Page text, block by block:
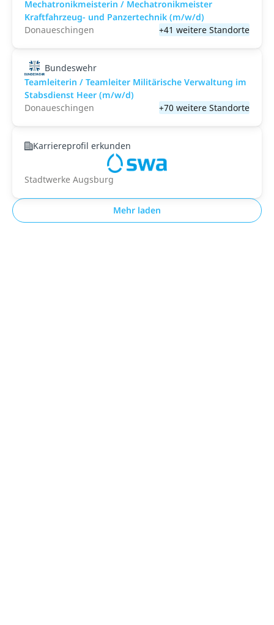
Mechatronikmeisterin / Mechatronikmeister
Kraftfahrzeug- und Panzertechnik (m/w/d)
Donaueschingen
+41 weitere Standorte
Bundeswehr
Teamleiterin / Teamleiter Militärische Verwaltung im
Stabsdienst Heer (m/w/d)
Donaueschingen
+70 weitere Standorte
Karriereprofil erkunden
Stadtwerke Augsburg
Mehr laden